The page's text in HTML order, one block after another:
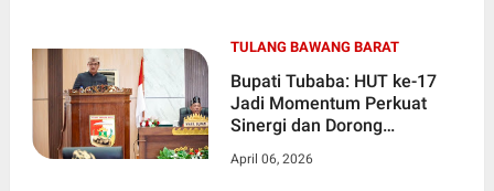
TULANG BAWANG BARAT
Bupati Tubaba: HUT ke-17
Jadi Momentum Perkuat
Sinergi dan Dorong
April 06, 2026